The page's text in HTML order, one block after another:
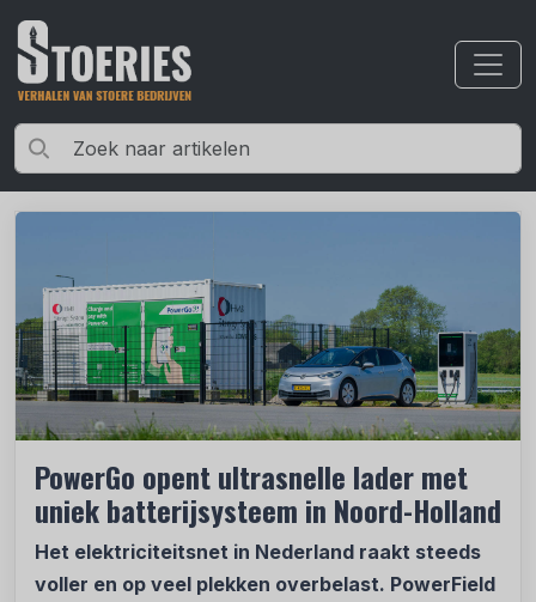
PowerGo opent ultrasnelle lader met
uniek batterijsysteem in Noord-Holland
Het elektriciteitsnet in Nederland raakt steeds
voller en op veel plekken overbelast. PowerField